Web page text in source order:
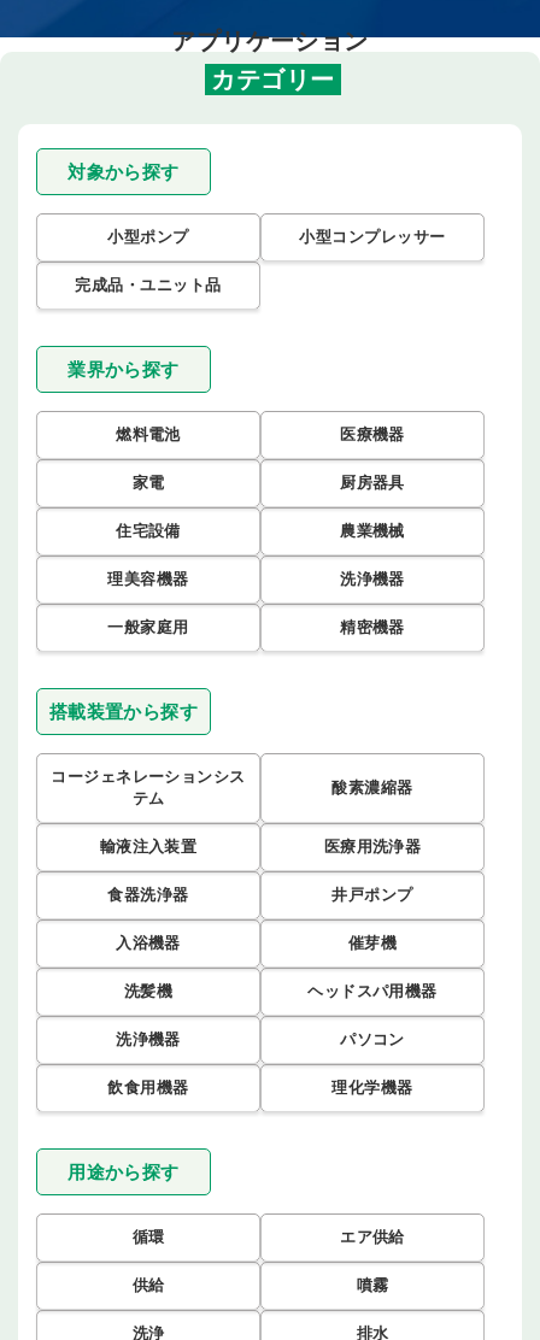
アプリケーション
カテゴリー
対象から探す
小型ポンプ 小型コンプレッサー
完成品・ユニット品
業界から探す
燃料電池 医療機器
家電 厨房器具
住宅設備 農業機械
理美容機器 洗浄機器
一般家庭用 精密機器
搭載装置から探す
コージェネレーションシス
テム
酸素濃縮器
輸液注入装置 医療用洗浄器
食器洗浄器 井戸ポンプ
入浴機器 催芽機
洗髪機 ヘッドスパ用機器
洗浄機器 パソコン
飲食用機器 理化学機器
用途から探す
循環 エア供給
供給 噴霧
洗浄 排水